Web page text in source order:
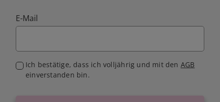
E-Mail
Ich bestätige, dass ich volljährig und mit den AGB
einverstanden bin.